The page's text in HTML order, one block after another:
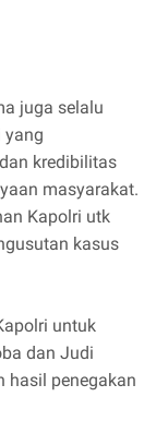
juga selalu
yang
kredibilitas
masyarakat.
Kapolri utk
kasus
untuk
dan Judi
hasil penegakan